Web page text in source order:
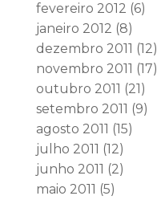
fevereiro 2012 (6)
janeiro 2012 (8)
dezembro 2011 (12)
novembro 2011 (17)
outubro 2011 (21)
setembro 2011 (9)
agosto 2011 (15)
julho 2011 (12)
junho 2011 (2)
maio 2011 (5)